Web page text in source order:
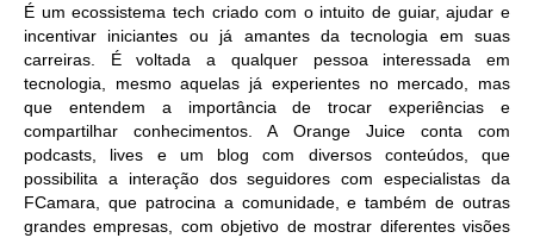
É um ecossistema tech criado com o intuito de guiar, ajudar e
incentivar iniciantes ou já amantes da tecnologia em suas
carreiras. É voltada a qualquer pessoa interessada em
tecnologia, mesmo aquelas já experientes no mercado, mas
que entendem a importância de trocar experiências e
compartilhar conhecimentos. A Orange Juice conta com
podcasts, lives e um blog com diversos conteúdos, que
possibilita a interação dos seguidores com especialistas da
FCamara, que patrocina a comunidade, e também de outras
grandes empresas, com objetivo de mostrar diferentes visões